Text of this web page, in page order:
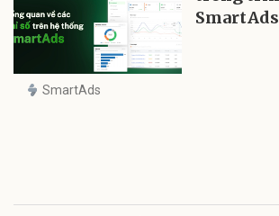
SmartAds
SmartAds